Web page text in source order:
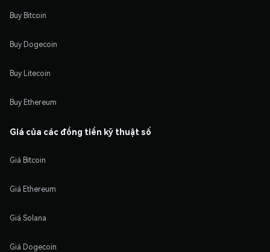
Buy Bitcoin
Buy Dogecoin
Buy Litecoin
Buy Ethereum
Giá của các đồng tiền kỹ thuật số
Giá Bitcoin
Giá Ethereum
Giá Solana
Giá Dogecoin